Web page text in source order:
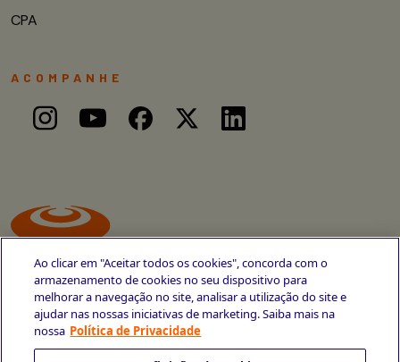
Avenida Cais do Apolo, 77
CPA
ACOMPANHE
Ao clicar em "Aceitar todos os cookies", concorda com o
armazenamento de cookies no seu dispositivo para
melhorar a navegação no site, analisar a utilização do site e
ajudar nas nossas iniciativas de marketing. Saiba mais na
nossa Política de Privacidade